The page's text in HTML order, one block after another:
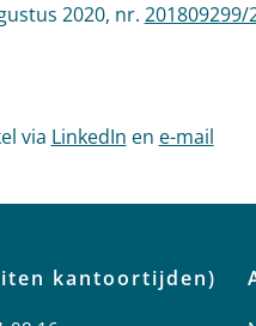
2020, nr. 201809299/
via LinkedIn en e-mail
kantoortijden)